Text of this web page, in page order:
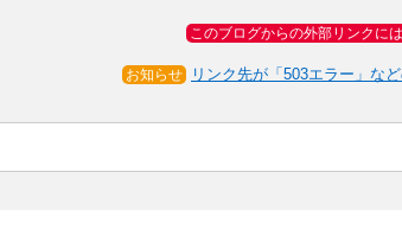
このブログからの外部リンクに
お知らせ リンク先が「503エラー」な